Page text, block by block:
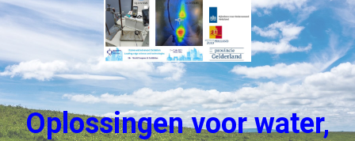
Oplossingen voor water,